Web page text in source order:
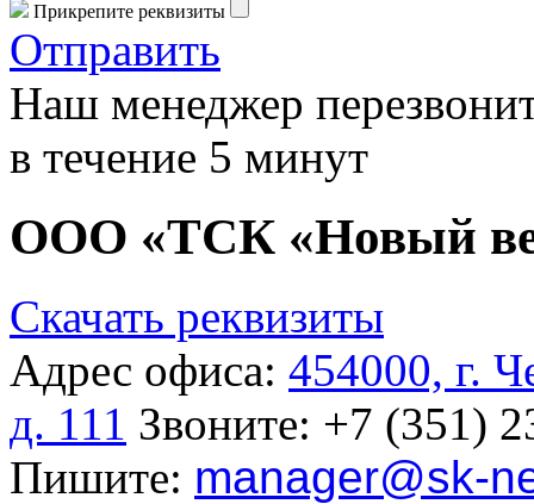
Прикрепите реквизиты
Отправить
Наш менеджер
в течение 5 минут
ООО «ТСК «Новый
Скачать реквизиты
Адрес офиса: 454000, г.
д. 111 Звоните: +7 (351)
Пишите: manager@sk-